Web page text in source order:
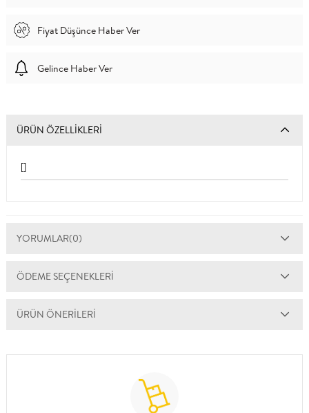
Fiyat Düşünce Haber Ver
Gelince Haber Ver
ÜRÜN ÖZELLIKLERI
[]
YORUMLAR(0)
ÖDEME SEÇENEKLERI
ÜRÜN ÖNERILERI